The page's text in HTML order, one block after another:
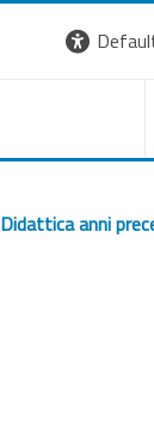
Didattica anni